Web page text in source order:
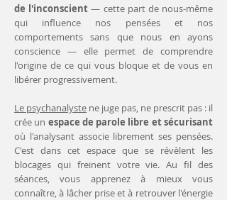
de l'inconscient— cette part de nous-même
qui influence nos pensées et nos
comportements sans que nous en ayons
conscience — elle permet de comprendre
l'origine de ce qui vous bloque et de vous en
libérer progressivement.
Le psychanalyste ne juge pas, ne prescrit pas : il
crée un espace de parole libre et sécurisant
où l'analysant associe librement ses pensées.
C'est dans cet espace que se révèlent les
blocages qui freinent votre vie. Au fil des
séances, vous apprenez à mieux vous
connaître, à lâcher prise et à retrouver l'énergie